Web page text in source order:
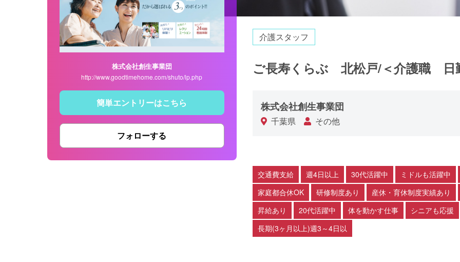
株式会社創生事業団
http://www.goodtimehome.com/shuto/lp.php
簡単エントリーはこちら
フォローする
介護スタッフ
ご長寿くらぶ 北松戸/＜介護職 日
株式会社創生事業団
千葉県 その他
交通費支給 週4日以上 30代活躍中
ミドルも活躍中
家庭都合休OK
研修制度あり
産休・育休制度実績あり
昇給あり
20代活躍中 体を動かす仕事
シニアも応援
長期(3ヶ月以上)週3～4日以